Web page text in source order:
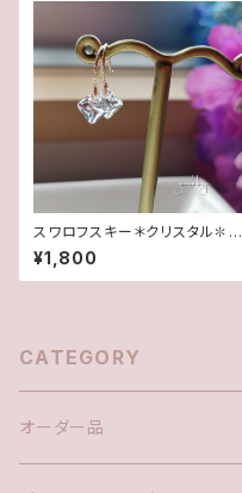
スワロフスキー＊クリスタル✽グ
リッターデザインピアス(14Kgf)
¥1,800
CATEGORY
オーダー品